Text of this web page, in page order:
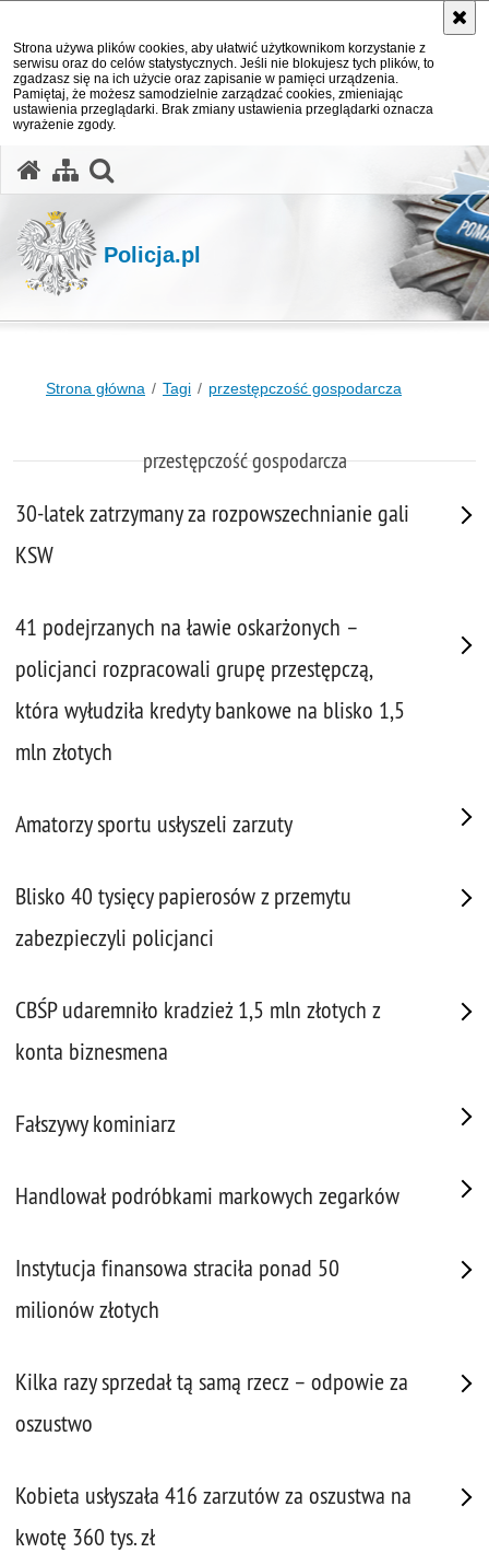
Strona używa plików cookies, aby ułatwić użytkownikom korzystanie z
serwisu oraz do celów statystycznych. Jeśli nie blokujesz tych plików, to
zgadzasz się na ich użycie oraz zapisanie w pamięci urządzenia.
Pamiętaj, że możesz samodzielnie zarządzać cookies, zmieniając
ustawienia przeglądarki. Brak zmiany ustawienia przeglądarki oznacza
wyrażenie zgody.
Policja.pl
Strona główna Tagi przestępczość gospodarcza
przestępczość gospodarcza
30-latek zatrzymany za rozpowszechnianie gali
KSW
41 podejrzanych na ławie oskarżonych –
policjanci rozpracowali grupę przestępczą,
która wyłudziła kredyty bankowe na blisko 1,5
mln złotych
Amatorzy sportu usłyszeli zarzuty
Blisko 40 tysięcy papierosów z przemytu
zabezpieczyli policjanci
CBŚP udaremniło kradzież 1,5 mln złotych z
konta biznesmena
Fałszywy kominiarz
Handlował podróbkami markowych zegarków
Instytucja finansowa straciła ponad 50
milionów złotych
Kilka razy sprzedał tą samą rzecz – odpowie za
oszustwo
Kobieta usłyszała 416 zarzutów za oszustwa na
kwotę 360 tys. zł